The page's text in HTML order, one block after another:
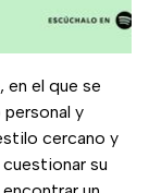
, en el que se
y
cercano y
su